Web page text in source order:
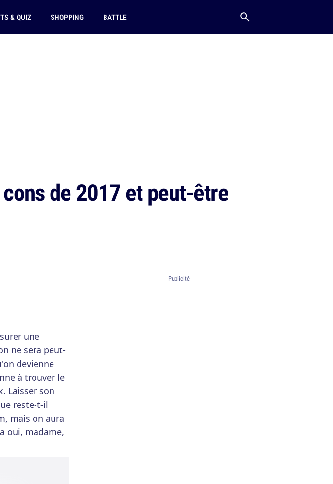
& QUIZ SHOPPING BATTLE
de 2017 et peut-être
une
ne sera peut-
devienne
à trouver le
Laisser son
reste-t-il
mais on aura
oui, madame,